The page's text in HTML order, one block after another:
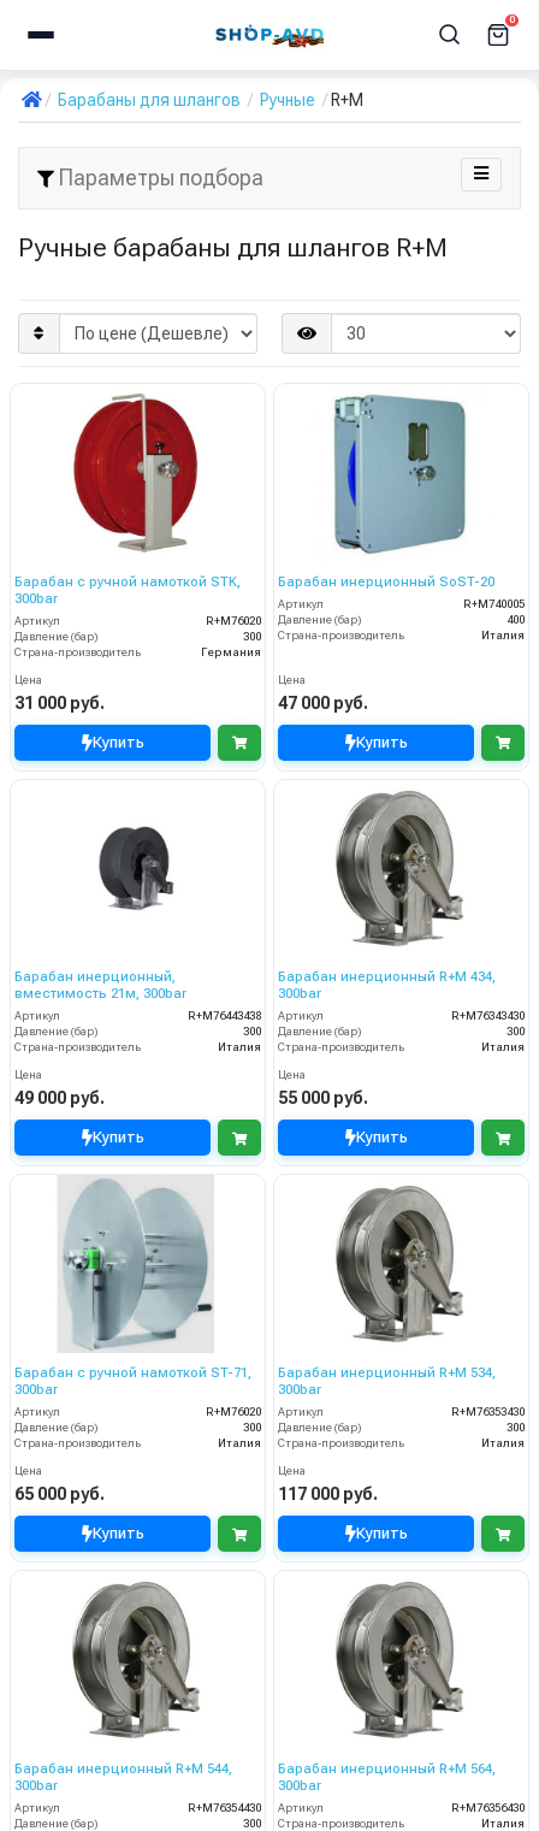
0
Барабаны для шлангов Ручные R+M
Параметры подбора
Ручные барабаны для шлангов R+M
Барабан с ручной намоткой STK,
300bar
Артикул
R+M76020
Давление (бар)
300
Страна-производитель
Германия
Цена
31 000 руб.
Купить
Барабан инерционный SoST-20
Артикул
R+M740005
Давление (бар)
400
Страна-производитель
Италия
Цена
47 000 руб.
Купить
Барабан инерционный,
вместимость 21м, 300bar
Артикул
R+M76443438
Давление (бар)
300
Страна-производитель
Италия
Цена
49 000 руб.
Купить
Барабан инерционный R+M 434,
300bar
Артикул
R+M76343430
Давление (бар)
300
Страна-производитель
Италия
Цена
55 000 руб.
Купить
Барабан с ручной намоткой ST-71,
300bar
Артикул
R+M76020
Давление (бар)
300
Страна-производитель
Италия
Цена
65 000 руб.
Купить
Барабан инерционный R+M 534,
300bar
Артикул
R+M76353430
Давление (бар)
300
Страна-производитель
Италия
Цена
117 000 руб.
Купить
Барабан инерционный R+M 544,
300bar
Артикул
R+M76354430
Давление (бар)
300
Барабан инерционный R+M 564,
300bar
Артикул
R+M76356430
Страна-производитель
Италия